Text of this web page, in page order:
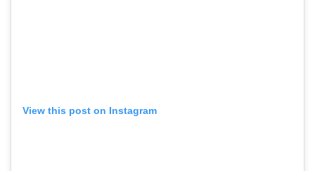
View this post on Instagram